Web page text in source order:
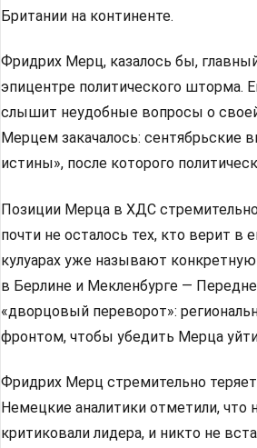
Британии на континенте.
Фридрих Мерц, казалось бы,
эпицентре политического шторма.
слышит неудобные вопросы о
Мерцем закачалось: сентябрьские
истины», после которого
Позиции Мерца в ХДС
почти не осталось тех, кто верит
кулуарах уже называют
в Берлине и Мекленбурге —
«дворцовый переворот»:
фронтом, чтобы убедить Мерца
Фридрих Мерц стремительно
Немецкие аналитики отметили,
критиковали лидера, и никто не